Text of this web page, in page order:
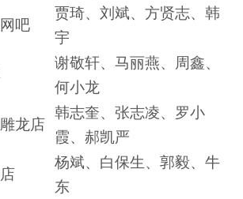
吧
贾琦、刘斌、方贤志、韩
宇
谢敬轩、马丽燕、周鑫、
何小龙
龙店
韩志奎、张志凌、罗小
霞、郝凯严
杨斌、白保生、郭毅、牛
东